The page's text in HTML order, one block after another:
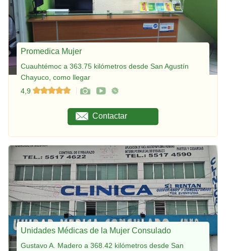
Promedica Mujer
Cuauhtémoc a 363.75 kilómetros desde San Agustín
Chayuco, como llegar
4,9
Contactar
Unidades Médicas de la Mujer Consulado
Gustavo A. Madero a 368.42 kilómetros desde San